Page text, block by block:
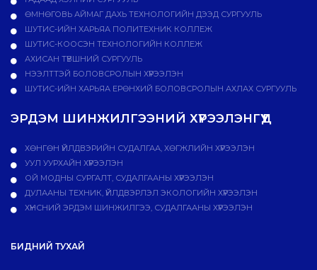
ӨМНӨГОВЬ АЙМАГ ДАХЬ ТЕХНОЛОГИЙН ДЭЭД СУРГУУЛЬ
ШУТИС-ИЙН ХАРЬЯА ПОЛИТЕХНИК КОЛЛЕЖ
ШУТИС-КООСЭН ТЕХНОЛОГИЙН КОЛЛЕЖ
АХИСАН ТҮВШНИЙ СУРГУУЛЬ
НЭЭЛТТЭЙ БОЛОВСРОЛЫН ХҮРЭЭЛЭН
ШУТИС-ИЙН ХАРЬЯА ЕРӨНХИЙ БОЛОВСРОЛЫН АХЛАХ СУРГУУЛЬ
ЭРДЭМ ШИНЖИЛГЭЭНИЙ ХҮРЭЭЛЭНГҮҮД
ХӨНГӨН ҮЙЛДВЭРИЙН СУДАЛГАА, ХӨГЖЛИЙН ХҮРЭЭЛЭН
УУЛ УУРХАЙН ХҮРЭЭЛЭН
ОЙ МОДНЫ СУРГАЛТ, СУДАЛГААНЫ ХҮРЭЭЛЭН
ДУЛААНЫ ТЕХНИК, ҮЙЛДВЭРЛЭЛ ЭКОЛОГИЙН ХҮРЭЭЛЭН
ХҮНСНИЙ ЭРДЭМ ШИНЖИЛГЭЭ, СУДАЛГААНЫ ХҮРЭЭЛЭН
БИДНИЙ ТУХАЙ